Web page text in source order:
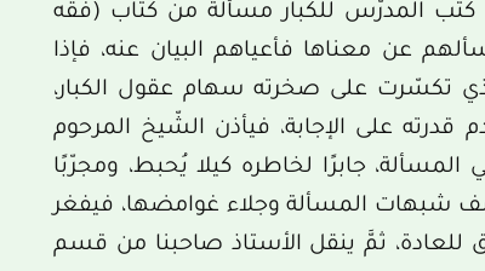
كتب المدرّس للكبار مسألةً من كتاب (فقه
عن معناها فأعياهم البيان عنه، فإذا
تكسّرت على صخرته سهام عقول الكبار،
على الإجابة، فيأذن الشّيخ المرحوم
جابرًا لخاطره كيلا يُحبط، ومجرّبًا
شبهات المسألة وجلاء غوامضها، فيفغر
للعادة، ثمَّ ينقل الأستاذ صاحبنا من قسم